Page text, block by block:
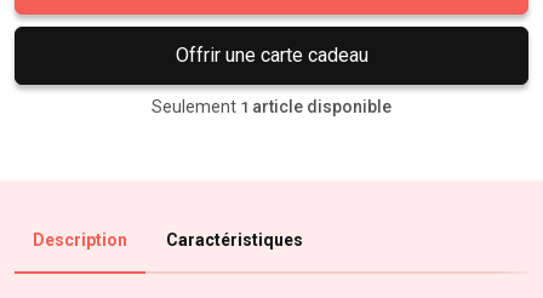
Offrir une carte cadeau
Seulement 1 article disponible
Description Caractéristiques